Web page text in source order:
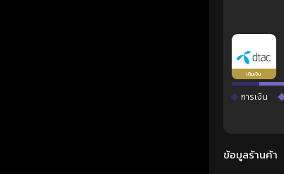
เติมเงิน
การเงิน
ข้อมูลร้านค้า